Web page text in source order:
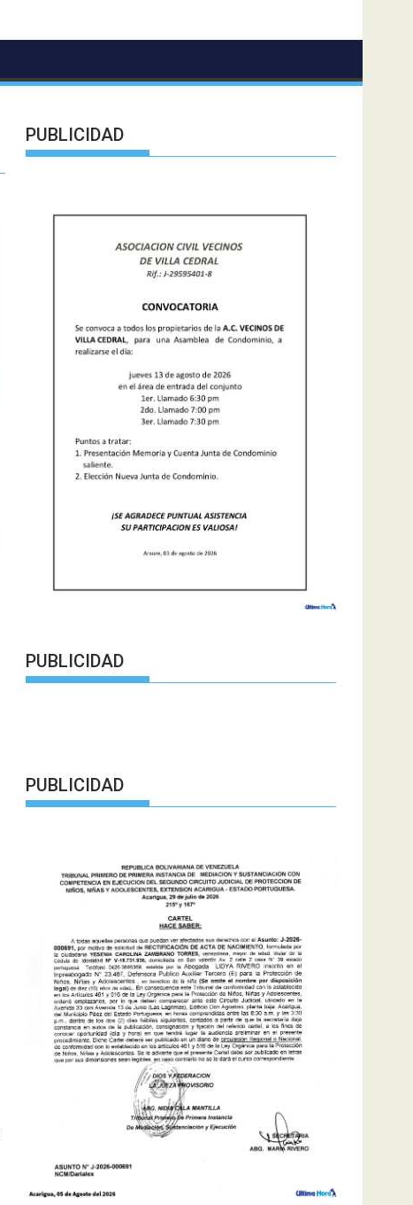
PUBLICIDAD
PUBLICIDAD
PUBLICIDAD